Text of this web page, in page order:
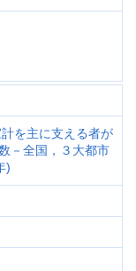
を主に支える者が
－全国，３大都市
)